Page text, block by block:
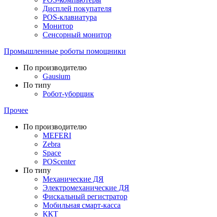
Дисплей покупателя
POS-клавиатура
Монитор
Сенсорный монитор
Промышленные роботы помощники
По производителю
Gausium
По типу
Робот-уборщик
Прочее
По производителю
MEFERI
Zebra
Space
POScenter
По типу
Механические ДЯ
Электромеханические ДЯ
Фискальный регистратор
Мобильная смарт-касса
ККТ